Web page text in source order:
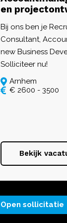
en
Bij ons ben je
Consultant,
new Business
Solliciteer nu!
Arnhem
€ 2600 - 3500
Bekijk
Open sollicitatie